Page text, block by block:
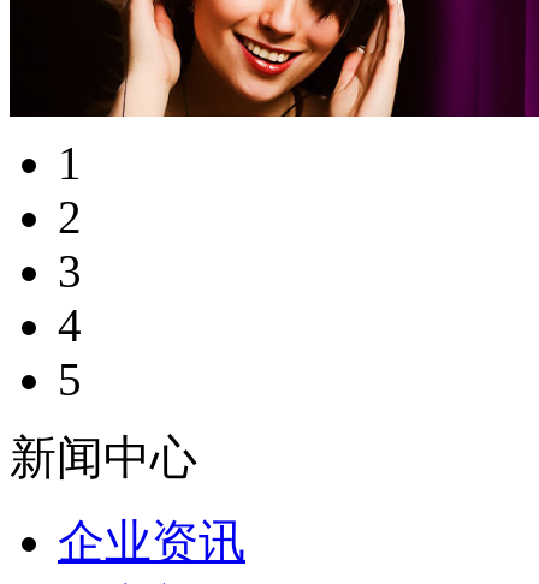
1
2
3
4
5
新闻中心
企业资讯